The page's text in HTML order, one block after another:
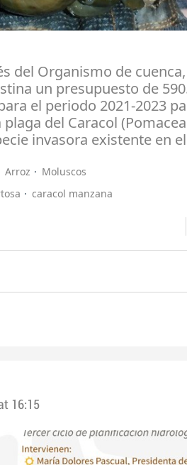
del Organismo de
un presupuesto de
el periodo 2021-2023
del Caracol
invasora existente en
Arroz
Moluscos
caracol manzana
16:15